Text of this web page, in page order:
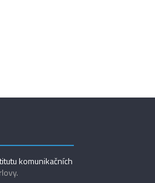
komunikačních